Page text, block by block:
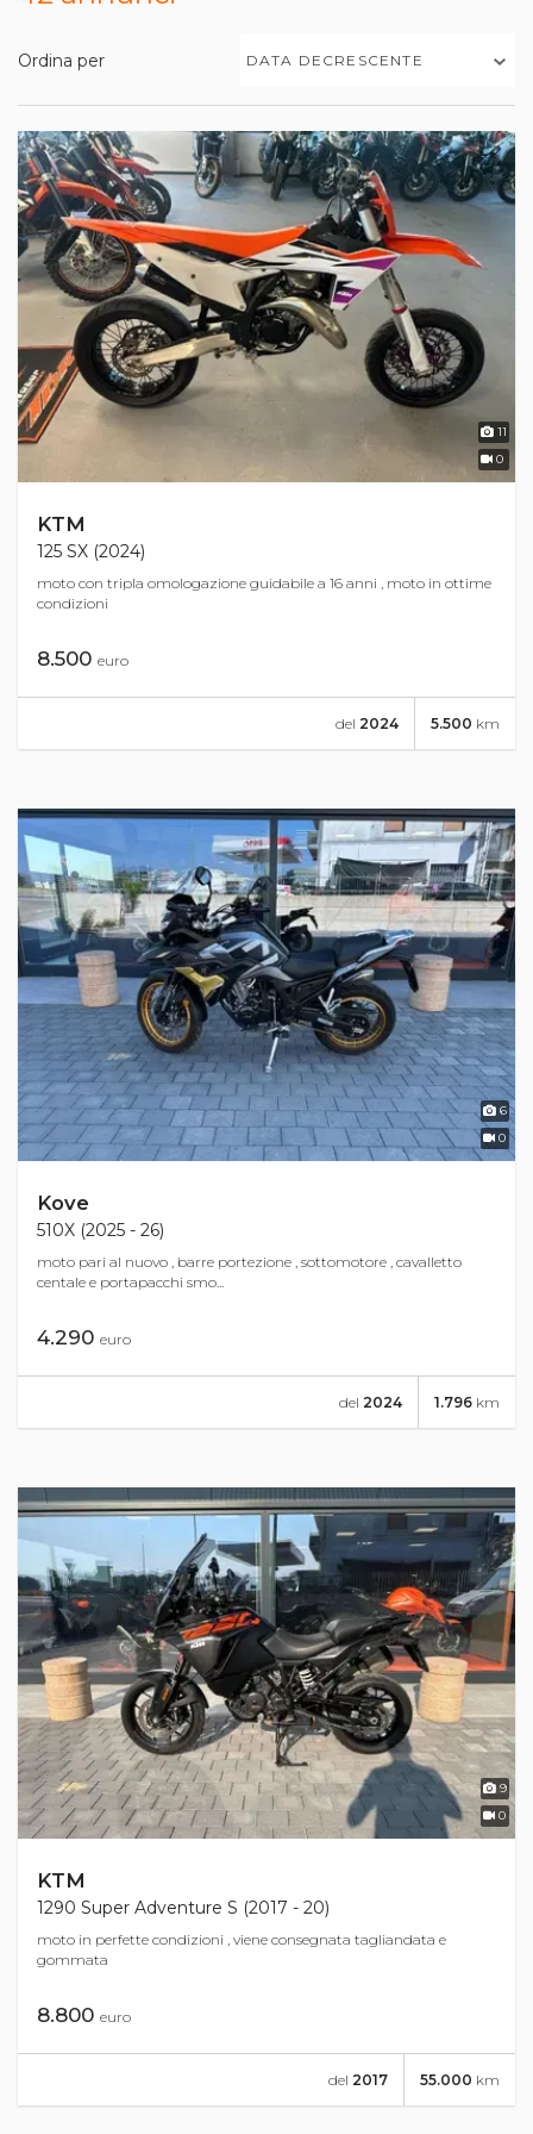
Ordina per DATA DECRESCENTE
11
0
KTM
125 SX (2024)
moto con tripla omologazione guidabile a 16 anni , moto in ottime
condizioni
8.500 euro
5.500 km
del 2024
6
0
Kove
510X (2025 - 26)
moto pari al nuovo , barre portezione , sottomotore , cavalletto
centale e portapacchi smo...
4.290 euro
1.796 km
del 2024
9
0
KTM
1290 Super Adventure S (2017 - 20)
moto in perfette condizioni , viene consegnata tagliandata e
gommata
8.800 euro
55.000 km
del 2017